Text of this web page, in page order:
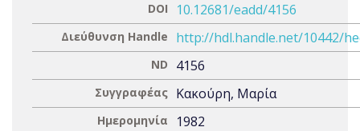
DOI 10.12681/eadd/4156
Διεύθυνση Handle http://hdl.handle.net/10442/
ND 4156
Συγγραφέας Κακούρη, Μαρία
Ημερομηνία 1982